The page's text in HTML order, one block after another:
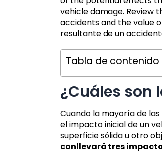
vehicle damage. Review
accidents and the value
resultante de un
Tabla de contenido
¿Cuáles son
Cuando la mayoría de
el impacto inicial de un
superficie sólida u otro
conllevará tres